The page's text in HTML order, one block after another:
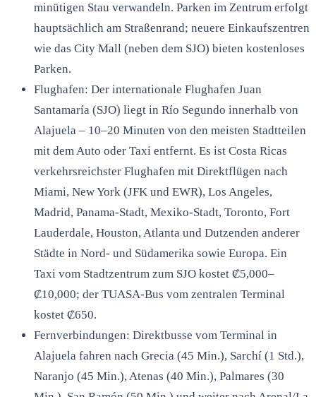
minütigen Stau verwandeln. Parken im Zentrum erfolgt
hauptsächlich am Straßenrand; neuere Einkaufszentren
wie das City Mall (neben dem SJO) bieten kostenloses
Parken.
Flughafen: Der internationale Flughafen Juan
Santamaría (SJO) liegt in Río Segundo innerhalb von
Alajuela – 10–20 Minuten von den meisten Stadtteilen
mit dem Auto oder Taxi entfernt. Es ist Costa Ricas
verkehrsreichster Flughafen mit Direktflügen nach
Miami, New York (JFK und EWR), Los Angeles,
Madrid, Panama-Stadt, Mexiko-Stadt, Toronto, Fort
Lauderdale, Houston, Atlanta und Dutzenden anderer
Städte in Nord- und Südamerika sowie Europa. Ein
Taxi vom Stadtzentrum zum SJO kostet ₡5,000–
₡10,000; der TUASA-Bus vom zentralen Terminal
kostet ₡650.
Fernverbindungen: Direktbusse vom Terminal in
Alajuela fahren nach Grecia (45 Min.), Sarchí (1 Std.),
Naranjo (45 Min.), Atenas (40 Min.), Palmares (30